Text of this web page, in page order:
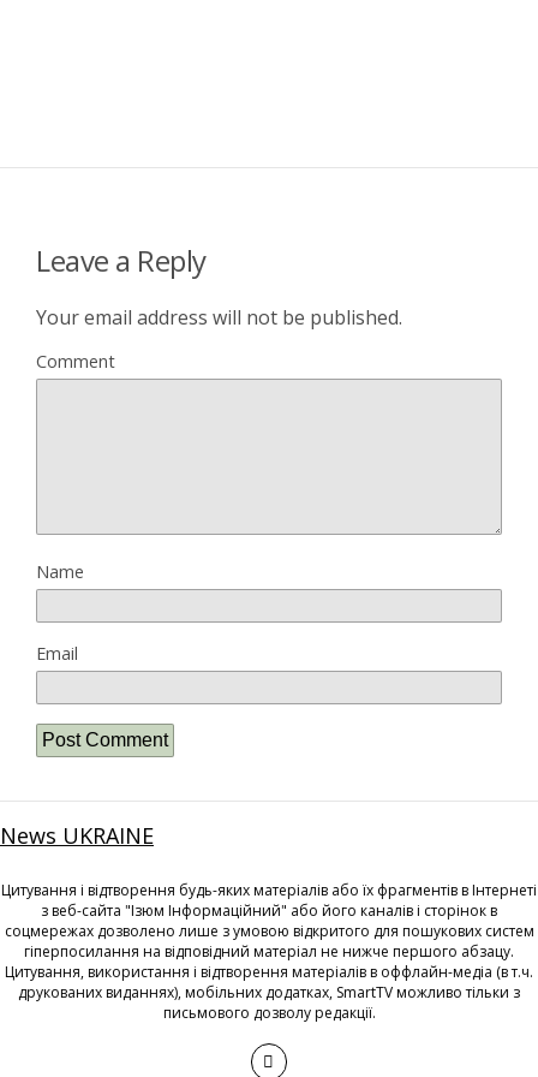
Leave a Reply
Your email address will not be published.
Comment
Name
Email
News UKRAINE
Цитування і відтворення будь-яких матеріалів або їх фрагментів в Інтернеті
з веб-сайта "Ізюм Інформаційний" або його каналів і сторінок в
соцмережах дозволено лише з умовою відкритого для пошукових систем
гіперпосилання на відповідний матеріал не нижче першого абзацу.
Цитування, використання і відтворення матеріалів в оффлайн-медіа (в т.ч.
друкованих виданнях), мобільних додатках, SmartTV можливо тільки з
письмового дозволу редакції.